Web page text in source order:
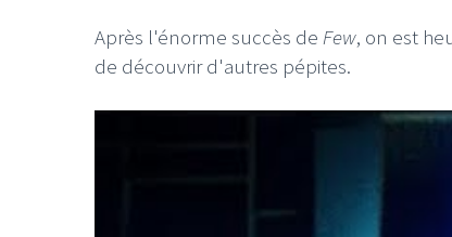
Après l'énorme succès de Few, on est
de découvrir d'autres pépites.